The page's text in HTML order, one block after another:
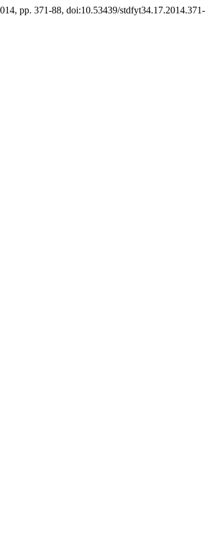
pp. 371-88, doi:10.53439/stdfyt34.17.2014.371-